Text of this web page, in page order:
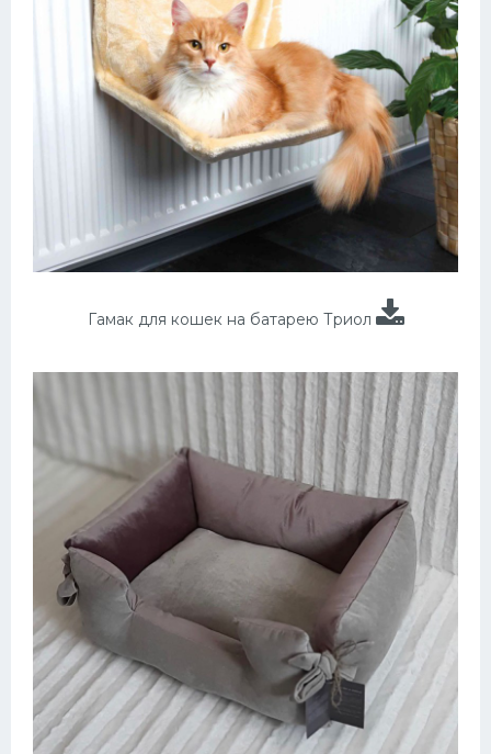
Гамак для кошек на батарею Триол